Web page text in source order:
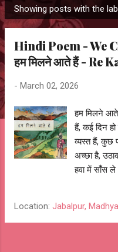
P
o
Showing posts with the
Hindi Poem - We
हम मिलने आते हैं - Re
- March 02, 2026
हम मिलने
हैं, कई दिन
व्यस्त हैं, कुछ
अच्छा है,
हवा में साँस ले
मौक़ा मिला
बच, कोयल
एकांत गली में
Location: Jabalpur,